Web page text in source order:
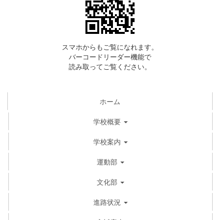
スマホからもご覧になれます。
バーコードリーダー機能で
読み取ってご覧ください。
ホーム
学校概要
学校案内
運動部
文化部
進路状況